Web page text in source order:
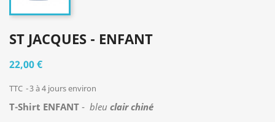
ST JACQUES - ENFANT
22,00 €
TTC 3 à 4 jours environ
T-Shirt ENFANT - bleu clair chiné